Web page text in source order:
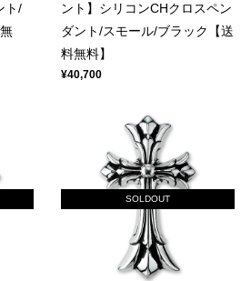
ト/
ント】シリコンCHクロスペン
ダント/スモール/ブラック【送
料無料】
¥40,700
SOLDOUT